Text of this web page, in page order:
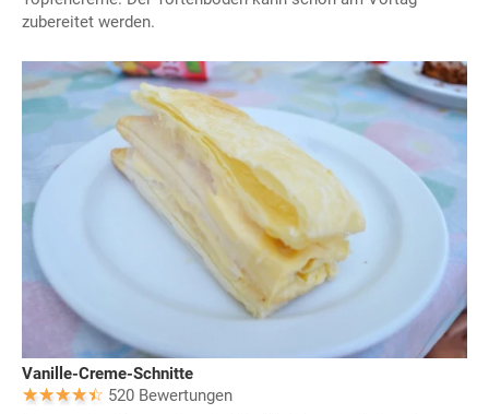
zubereitet werden.
Vanille-Creme-Schnitte
520 Bewertungen